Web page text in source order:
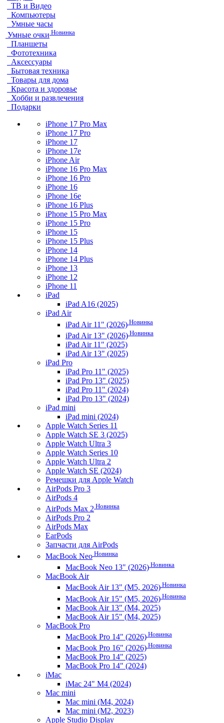
ТВ и Видео
Компьютеры
Умные часы
Умные очки Новинка
Планшеты
Фототехника
Аксессуары
Бытовая техника
Товары для дома
Красота и здоровье
Хобби и развлечения
Подарки
iPhone 17 Pro Max
iPhone 17 Pro
iPhone 17
iPhone 17e
iPhone Air
iPhone 16 Pro Max
iPhone 16 Pro
iPhone 16
iPhone 16e
iPhone 16 Plus
iPhone 15 Pro Max
iPhone 15 Pro
iPhone 15
iPhone 15 Plus
iPhone 14
iPhone 14 Plus
iPhone 13
iPhone 12
iPhone 11
iPad
iPad A16 (2025)
iPad Air
iPad Air 11" (2026) Новинка
iPad Air 13" (2026) Новинка
iPad Air 11" (2025)
iPad Air 13" (2025)
iPad Pro
iPad Pro 11" (2025)
iPad Pro 13" (2025)
iPad Pro 11" (2024)
iPad Pro 13" (2024)
iPad mini
iPad mini (2024)
Apple Watch Series 11
Apple Watch SE 3 (2025)
Apple Watch Ultra 3
Apple Watch Series 10
Apple Watch Ultra 2
Apple Watch SE (2024)
Ремешки для Apple Watch
AirPods Pro 3
AirPods 4
AirPods Max 2 Новинка
AirPods Pro 2
AirPods Max
EarPods
Запчасти для AirPods
MacBook Neo Новинка
MacBook Neo 13" (2026) Новинка
MacBook Air
MacBook Air 13" (M5, 2026) Новинка
MacBook Air 15" (M5, 2026) Новинка
MacBook Air 13" (M4, 2025)
MacBook Air 15" (M4, 2025)
MacBook Pro
MacBook Pro 14" (2026) Новинка
MacBook Pro 16" (2026) Новинка
MacBook Pro 14" (2025)
MacBook Pro 14" (2024)
iMac
iMac 24" M4 (2024)
Mac mini
Mac mini (M4, 2024)
Mac mini (M2, 2023)
Apple Studio Display